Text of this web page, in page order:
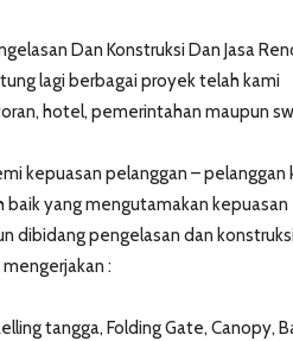
Dan Konstruksi Dan Jasa
lagi berbagai proyek telah kami
hotel, pemerintahan maupun
kepuasan pelanggan – pelanggan
baik yang mengutamakan kepuasan
dibidang pengelasan dan
:
tangga, Folding Gate, Canopy,